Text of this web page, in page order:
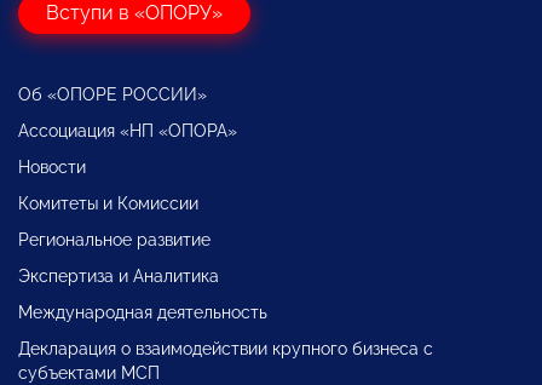
Вступи в «ОПОРУ»
Об «ОПОРЕ РОССИИ»
Ассоциация «НП «ОПОРА»
Новости
Комитеты и Комиссии
Региональное развитие
Экспертиза и Аналитика
Международная деятельность
Декларация о взаимодействии крупного бизнеса с
субъектами МСП